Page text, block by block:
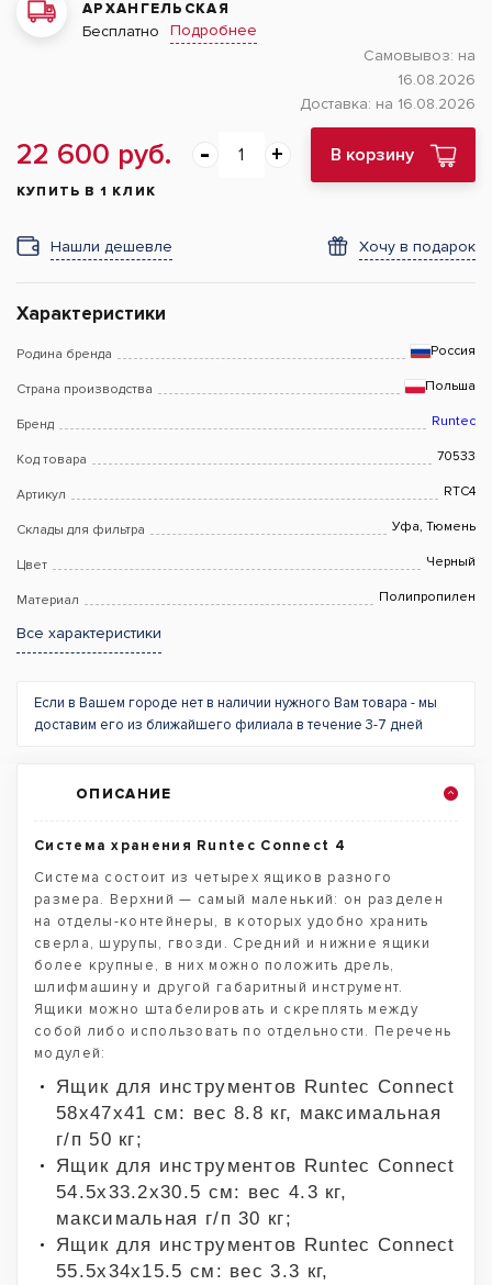
АРХАНГЕЛЬСКАЯ
Бесплатно
Подробнее
Самовывоз: на
16.08.2026
Доставка: на 16.08.2026
22 600 руб. В корзину
КУПИТЬ В 1 КЛИК
Нашли дешевле Хочу в подарок
Характеристики
Родина бренда Россия
Страна производства Польша
Бренд Runtec
Код товара 70533
Артикул RTC4
Склады для фильтра Уфа, Тюмень
Цвет Черный
Материал Полипропилен
Все характеристики
Если в Вашем городе нет в наличии нужного Вам товара - мы
доставим его из ближайшего филиала в течение 3-7 дней
ОПИСАНИЕ
Система хранения Runtec Connect 4
Система состоит из четырех ящиков разного
размера. Верхний — самый маленький: он разделен
на отделы-контейнеры, в которых удобно хранить
сверла, шурупы, гвозди. Средний и нижние ящики
более крупные, в них можно положить дрель,
шлифмашину и другой габаритный инструмент.
Ящики можно штабелировать и скреплять между
собой либо использовать по отдельности. Перечень
модулей:
Ящик для инструментов Runtec Connect
58х47х41 см: вес 8.8 кг, максимальная
г/п 50 кг;
Ящик для инструментов Runtec Connect
54.5х33.2х30.5 см: вес 4.3 кг,
максимальная г/п 30 кг;
Ящик для инструментов Runtec Connect
55.5х34х15.5 см: вес 3.3 кг,